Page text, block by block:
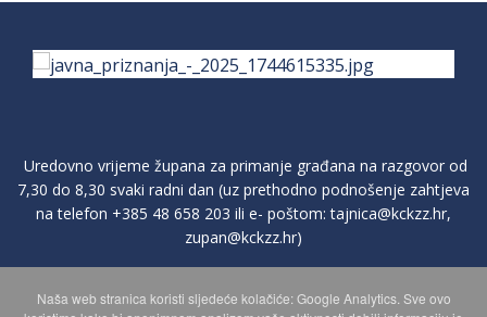
Uredovno vrijeme župana za primanje građana na razgovor od
7,30 do 8,30 svaki radni dan (uz prethodno podnošenje zahtjeva
na telefon +385 48 658 203 ili e- poštom:tajnica@kckzz.hr,
zupan@kckzz.hr)
POLITIKA ZAŠTITE PRIVATNOSTI OSOBNIH PODATAKA
Naša web stranica koristi sljedeće kolačiće: Google Analytics. Sve ovo